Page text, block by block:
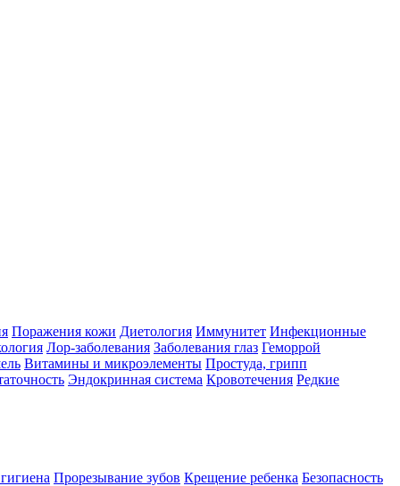
Поражения кожи Диетология Иммунитет Инфекционные
Лор-заболевания Заболевания глаз Геморрой
Витамины и микроэлементы Простуда, грипп
Эндокринная система Кровотечения Редкие
Прорезывание зубов Крещение ребенка Безопасность